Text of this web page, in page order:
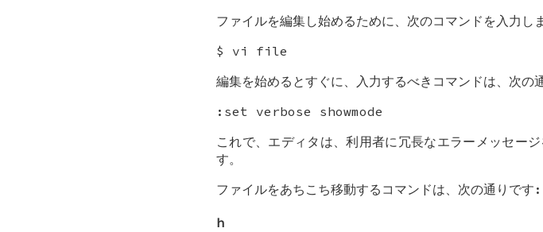
ファイルを編集し始めるために、次のコマンドを入力し
$ vi file
編集を始めるとすぐに、入力するべきコマンドは、次の
:set verbose showmode
これで、エディタは、利用者に冗長なエラーメッセー
す。
ファイルをあちこち移動するコマンドは、次の通りです:
h